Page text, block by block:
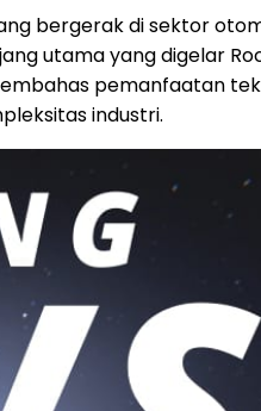
bergerak di sektor
utama yang digelar
pemanfaatan
industri.